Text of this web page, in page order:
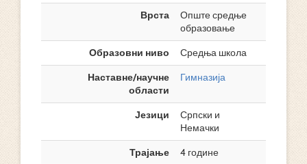
Врста
Опште средње
образовање
Образовни ниво
Средња школа
Наставне/научне
области
Гимназија
Језици
Српски и
Немачки
Трајање
4 године